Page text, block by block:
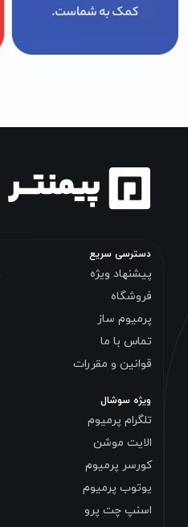
دسترسی سریع
پیشنهاد ویژه
فروشگاه
پرمیوم ساز
تماس با ما
قوانین و مقررات
ویژه سوشال
تلگرام پرمیوم
الایت موشن
کورسر پرمیوم
یوتوب پرمیوم
اسنپ چت پرو